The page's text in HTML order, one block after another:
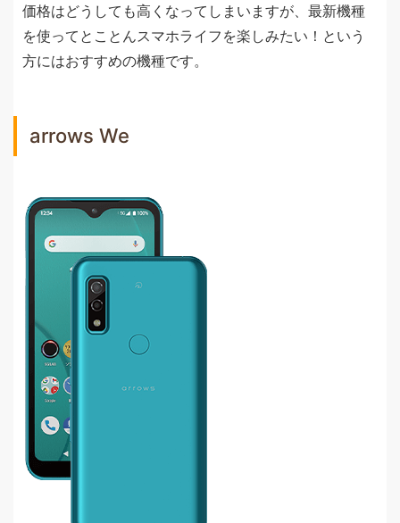
価格はどうしても高くなってしまいますが、最新機種
を使ってとことんスマホライフを楽しみたい！という
方にはおすすめの機種です。
arrows We